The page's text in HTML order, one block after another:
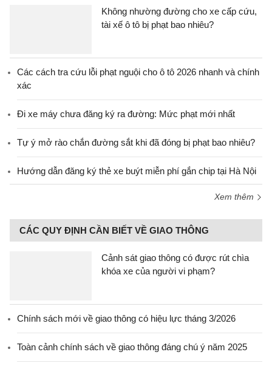
Không nhường đường cho xe cấp cứu,
tài xế ô tô bị phạt bao nhiêu?
Các cách tra cứu lỗi phạt nguội cho ô tô 2026 nhanh và chính
xác
Đi xe máy chưa đăng ký ra đường: Mức phạt mới nhất
Tự ý mở rào chắn đường sắt khi đã đóng bị phạt bao nhiêu?
Hướng dẫn đăng ký thẻ xe buýt miễn phí gắn chip tại Hà Nội
Xem thêm
CÁC QUY ĐỊNH CẦN BIẾT VỀ GIAO THÔNG
Cảnh sát giao thông có được rút chìa
khóa xe của người vi phạm?
Chính sách mới về giao thông có hiệu lực tháng 3/2026
Toàn cảnh chính sách về giao thông đáng chú ý năm 2025